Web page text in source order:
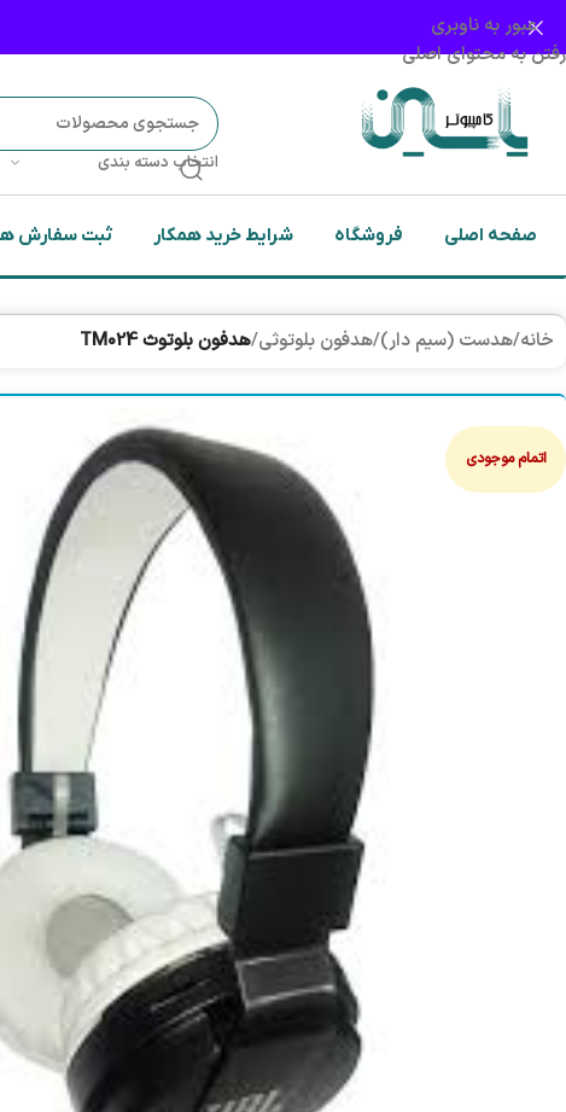
عبور به ناوبری
رفتن به محتوای اصلی
انتخاب دسته بندی
صفحه اصلی فروشگاه شرایط خرید همکار ثبت سفارش
خانه/هدست (سیم دار)/هدفون بلوتوثی/هدفون بلوتوث TM024
اتمام موجودی